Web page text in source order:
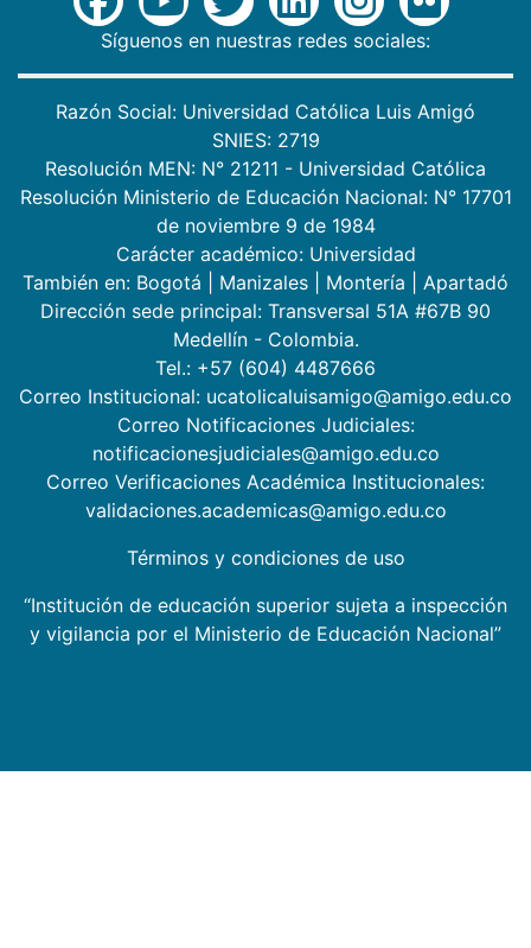
Síguenos en nuestras redes sociales:
Razón Social: Universidad Católica Luis Amigó
SNIES: 2719
Resolución MEN: N° 21211 - Universidad Católica
Resolución Ministerio de Educación Nacional: N° 17701
de noviembre 9 de 1984
Carácter académico: Universidad
También en: Bogotá Manizales Montería
Apartadó
Dirección sede principal: Transversal 51A #67B 90
Medellín - Colombia.
Tel.: +57 (604) 4487666
Correo Institucional: ucatolicaluisamigo@amigo.edu.co
Correo Notificaciones Judiciales:
notificacionesjudiciales@amigo.edu.co
Correo Verificaciones Académica Institucionales:
validaciones.academicas@amigo.edu.co
Términos y condiciones de uso
“Institución de educación superior sujeta a inspección
y vigilancia por el Ministerio de Educación Nacional”